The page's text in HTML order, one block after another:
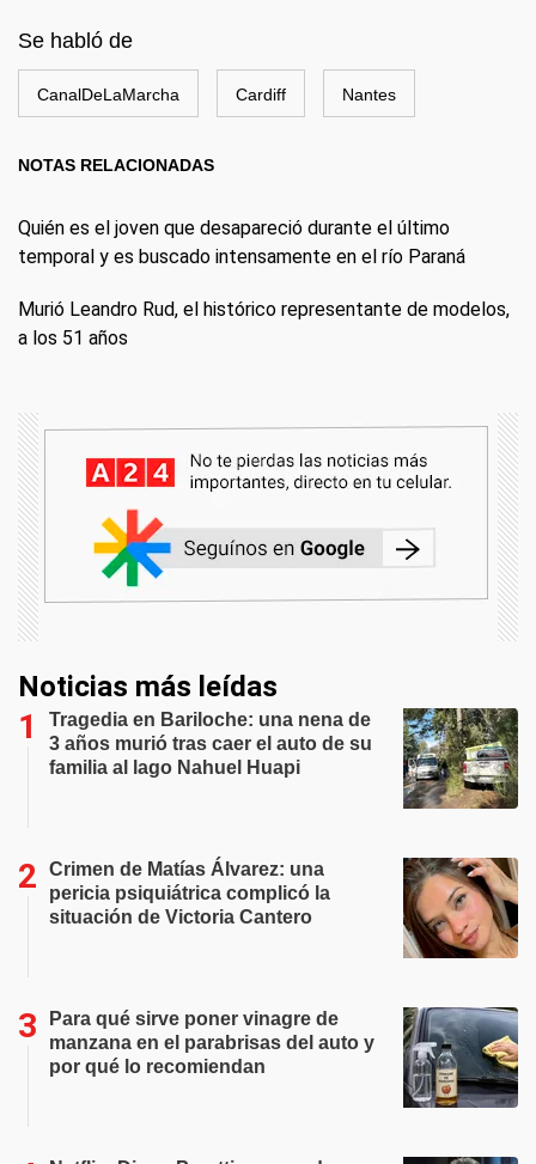
Se habló de
CanalDeLaMarcha Cardiff Nantes
NOTAS RELACIONADAS
Quién es el joven que desapareció durante el último
temporal y es buscado intensamente en el río Paraná
Murió Leandro Rud, el histórico representante de modelos,
a los 51 años
Noticias más leídas
Tragedia en Bariloche: una nena de
3 años murió tras caer el auto de su
familia al lago Nahuel Huapi
Crimen de Matías Álvarez: una
pericia psiquiátrica complicó la
situación de Victoria Cantero
Para qué sirve poner vinagre de
manzana en el parabrisas del auto y
por qué lo recomiendan